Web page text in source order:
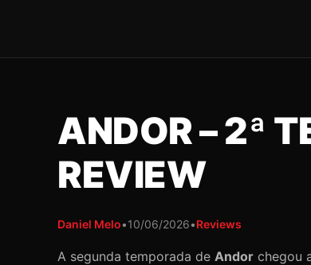
ANDOR – 2ª
REVIEW
Daniel Melo•10/06/2026•Reviews
A segunda temporada de Andor chegou